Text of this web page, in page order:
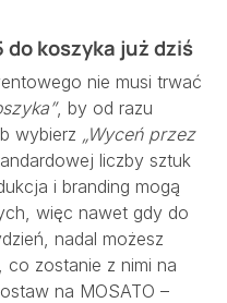
do koszyka już dziś
nie musi trwać
, by od razu
wybierz „Wyceń przez
liczby sztuk
i branding mogą
więc nawet gdy do
nadal możesz
zostanie z nimi na
na MOSATO –